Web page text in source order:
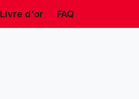
Livre d'or FAQ